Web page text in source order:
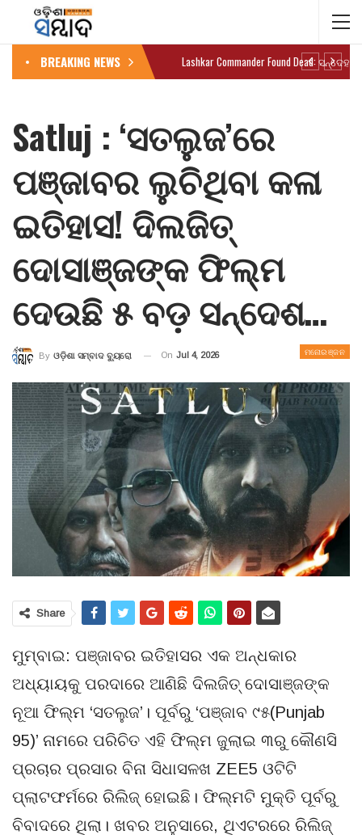
BREAKING NEWS
Satluj : ‘ସତଲୁଜ’ରେ
ପଞ୍ଜାବର ଲୁଚିଥିବା କଳା
ଇତିହାସ! ଦିଲଜିତ୍
ଦୋସାଞ୍ଜଙ୍କ ଫିଲ୍ମ
ଦେଉଛି ୫ ବଡ଼ ସନ୍ଦେଶ…
ମନୋରଞ୍ଜନ
By ଓଡ଼ିଶା ସମ୍ବାଦ ବ୍ୟୁରୋ On Jul 4, 2026
Share
ମୁମ୍ବାଇ: ପଞ୍ଜାବର ଇତିହାସର ଏକ ଅନ୍ଧକାର
ଅଧ୍ୟାୟକୁ ପରଦାରେ ଆଣିଛି ଦିଲଜିତ୍ ଦୋସାଞ୍ଜଙ୍କ
ନୂଆ ଫିଲ୍ମ ‘ସତଲୁଜ’। ପୂର୍ବରୁ ‘ପଞ୍ଜାବ ୯୫(Punjab
95)’ ନାମରେ ପରିଚିତ ଏହି ଫିଲ୍ମ ଜୁଲାଇ ୩ରୁ କୌଣସି
ପ୍ରଚାର ପ୍ରସାର ବିନା ସିଧାସଳଖ ZEE5 ଓଟିଟି
ପ୍ଲାଟଫର୍ମରେ ରିଲିଜ୍ ହୋଇଛି। ଫିଲ୍ମଟି ମୁକ୍ତି ପୂର୍ବରୁ
ବିବାଦରେ ଥିଲା। ଖବର ଅନୁସାରେ, ଥିଏଟରରେ ରିଲିଜ୍